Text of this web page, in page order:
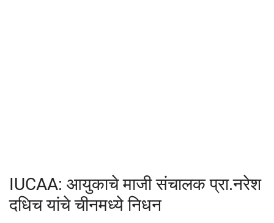
गॅलरी
IUCAA: आयुकाचे माजी संचालक प्रा.नरेश
दधिच यांचे चीनमध्ये निधन